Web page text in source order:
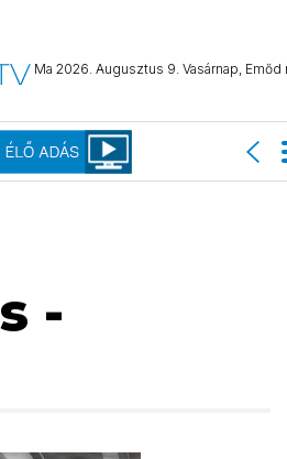
Ma 2026. Augusztus 9. Vasárnap, Emőd
-